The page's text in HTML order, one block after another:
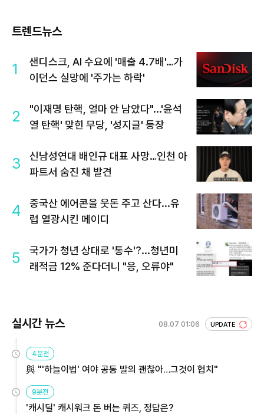
트렌드뉴스
1
샌디스크, AI 수요에 '매출 4.7배'…가
이던스 실망에 '주가는 하락'
2
"이재명 탄핵, 얼마 안 남았다"...'윤석
열 탄핵' 맞힌 무당, '성지글' 등장
3
신남성연대 배인규 대표 사망…인천 아
파트서 숨진 채 발견
4
중국산 에어콘을 웃돈 주고 산다...유
럽 열광시킨 메이디
5
국가가 청년 상대로 '통수'?...청년미
래적금 12% 준다더니 "응, 오류야"
실시간 뉴스 08.07 01:06 UPDATE
4분전
與 "'하늘이법' 여야 공동 발의 괜찮아…그것이 협치"
9분전
'캐시딜' 캐시워크 돈 버는 퀴즈, 정답은?